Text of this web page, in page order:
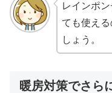
レインポ
ても使え
しょう。
暖房対策でさら